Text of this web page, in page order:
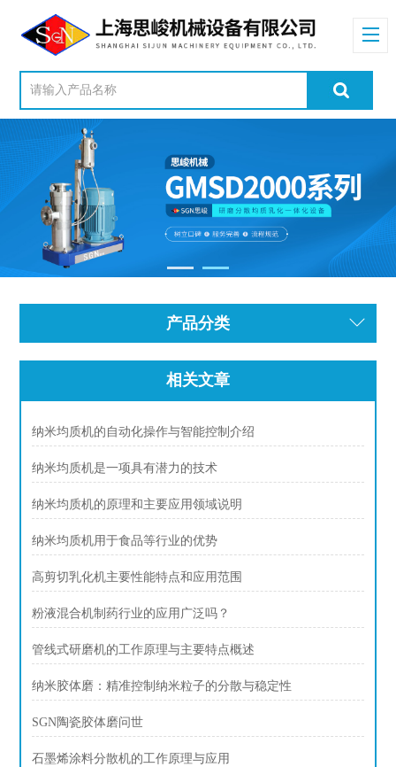
产品分类
相关文章
纳米均质机的自动化操作与智能控制介绍
纳米均质机是一项具有潜力的技术
纳米均质机的原理和主要应用领域说明
纳米均质机用于食品等行业的优势
高剪切乳化机主要性能特点和应用范围
粉液混合机制药行业的应用广泛吗？
管线式研磨机的工作原理与主要特点概述
纳米胶体磨：精准控制纳米粒子的分散与稳定性
SGN陶瓷胶体磨问世
石墨烯涂料分散机的工作原理与应用